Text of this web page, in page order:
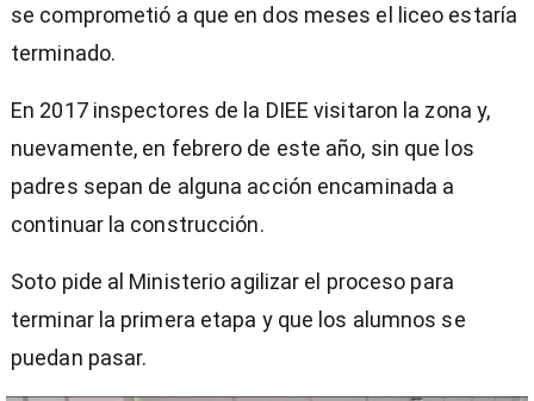
se comprometió a que en dos meses el liceo estaría
terminado.
En 2017 inspectores de la DIEE visitaron la zona y,
nuevamente, en febrero de este año, sin que los
padres sepan de alguna acción encaminada a
continuar la construcción.
Soto pide al Ministerio agilizar el proceso para
terminar la primera etapa y que los alumnos se
puedan pasar.